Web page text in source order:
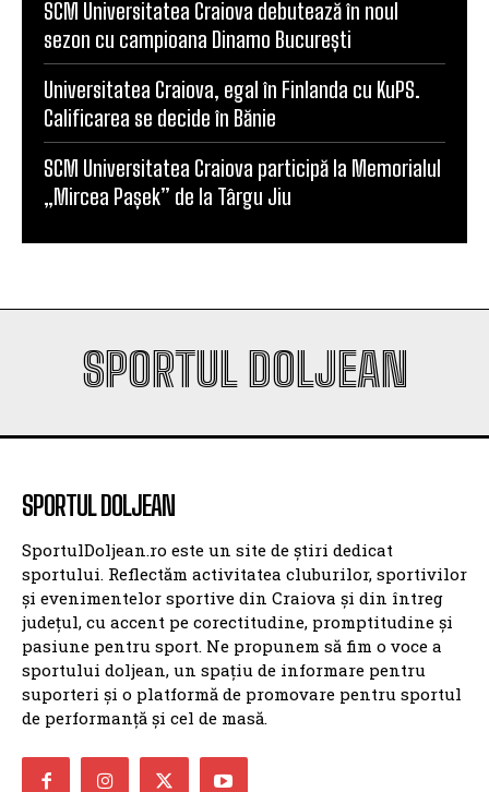
SCM Universitatea Craiova debutează în noul
sezon cu campioana Dinamo București
Universitatea Craiova, egal în Finlanda cu KuPS.
Calificarea se decide în Bănie
SCM Universitatea Craiova participă la Memorialul
„Mircea Pașek” de la Târgu Jiu
SPORTUL DOLJEAN
SPORTUL DOLJEAN
SportulDoljean.ro este un site de știri dedicat
sportului. Reflectăm activitatea cluburilor, sportivilor
și evenimentelor sportive din Craiova și din întreg
județul, cu accent pe corectitudine, promptitudine și
pasiune pentru sport. Ne propunem să fim o voce a
sportului doljean, un spațiu de informare pentru
suporteri și o platformă de promovare pentru sportul
de performanță și cel de masă.